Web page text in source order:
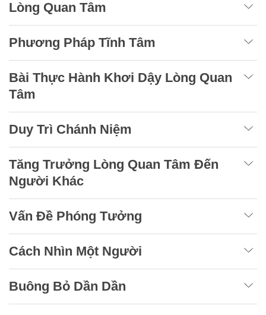
Lòng Quan Tâm
Phương Pháp Tĩnh Tâm
Bài Thực Hành Khơi Dậy Lòng Quan
Tâm
Duy Trì Chánh Niệm
Tăng Trưởng Lòng Quan Tâm Đến
Người Khác
Vấn Đề Phóng Tưởng
Cách Nhìn Một Người
Buông Bỏ Dần Dần